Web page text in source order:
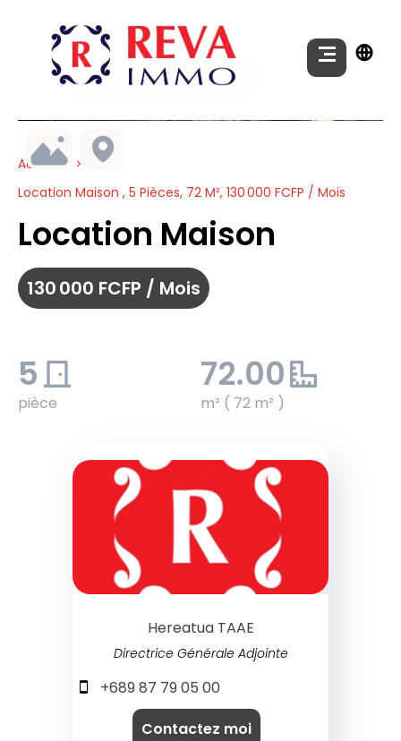
Accueil
Location Maison , 5 Pièces, 72 M², 130 000 FCFP / Mois
Location Maison
130 000 FCFP / Mois
5
pièce
72.00
m² ( 72 m² )
Hereatua TAAE
Directrice Générale Adjointe
+689 87 79 05 00
Contactez moi